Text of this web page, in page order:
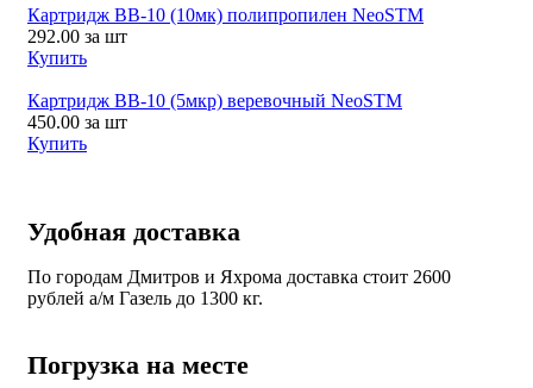
Картридж ВВ-10 (10мк) полипропилен NeoSTM
292.00 за шт
Купить
Картридж ВВ-10 (5мкр) веревочный NeoSTM
450.00 за шт
Купить
Удобная доставка
По городам Дмитров и Яхрома доставка стоит 2600
рублей а/м Газель до 1300 кг.
Погрузка на месте